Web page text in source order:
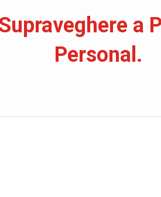
a
Personal.